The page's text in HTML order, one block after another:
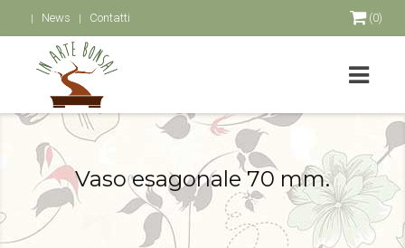
News Contatti (0)
Vaso esagonale 70 mm.